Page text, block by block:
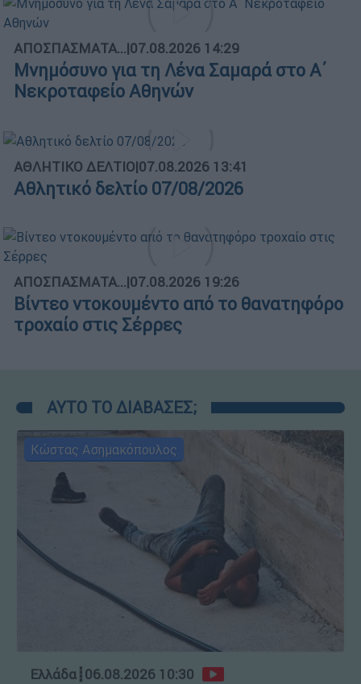
ΑΠΟΣΠΑΣΜΑΤΑ...|07.08.2026 14:29
Μνημόσυνο για τη Λένα Σαμαρά στο Α΄
Νεκροταφείο Αθηνών
ΑΘΛΗΤΙΚΟ ΔΕΛΤΙΟ|07.08.2026 13:41
Αθλητικό δελτίο 07/08/2026
ΑΠΟΣΠΑΣΜΑΤΑ...|07.08.2026 19:26
Βίντεο ντοκουμέντο από το θανατηφόρο
τροχαίο στις Σέρρες
ΑΥΤΟ ΤΟ ΔΙΑΒΑΣΕΣ;
Κώστας Ασημακόπουλος
Ελλάδα┋06.08.2026 10:30